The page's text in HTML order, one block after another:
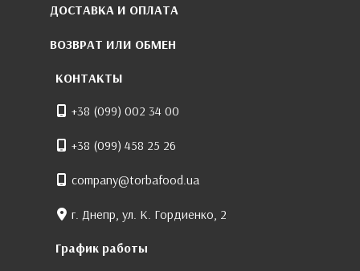
ДОСТАВКА И ОПЛАТА
ВОЗВРАТ ИЛИ ОБМЕН
КОНТАКТЫ
+38 (099) 002 34 00
+38 (099) 458 25 26
company@torbafood.ua
г. Днепр, ул. К. Гордиенко, 2
График работы